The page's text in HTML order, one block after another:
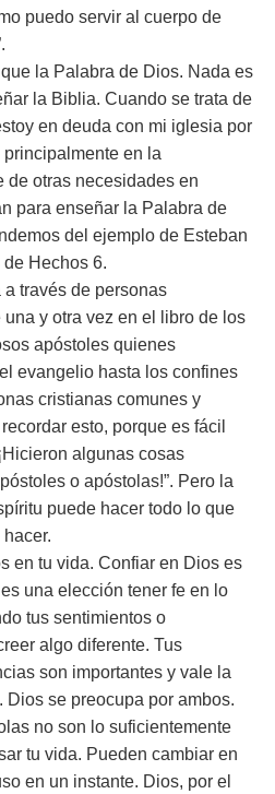
puedo servir al cuerpo de
la Palabra de Dios. Nada es
la Biblia. Cuando se trata de
en deuda con mi iglesia por
en la
de otras necesidades en
para enseñar la Palabra de
del ejemplo de Esteban
Hechos 6.
través de personas
una y otra vez en el libro de los
apóstoles quienes
evangelio hasta los confines
cristianas comunes y
esto, porque es fácil
algunas cosas
o apóstolas!”. Pero la
puede hacer todo lo que
en tu vida. Confiar en Dios es
una elección tener fe en lo
tus sentimientos o
algo diferente. Tus
son importantes y vale la
Dios se preocupa por ambos.
no son lo suficientemente
tu vida. Pueden cambiar en
en un instante. Dios, por el